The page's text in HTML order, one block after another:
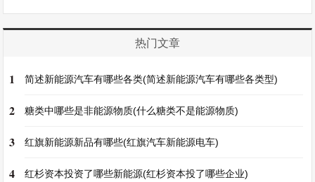
热门文章
1 简述新能源汽车有哪些各类(简述新能源汽车有哪些各类型)
2 糖类中哪些是非能源物质(什么糖类不是能源物质)
3 红旗新能源新品有哪些(红旗汽车新能源电车)
4 红杉资本投资了哪些新能源(红杉资本投了哪些企业)